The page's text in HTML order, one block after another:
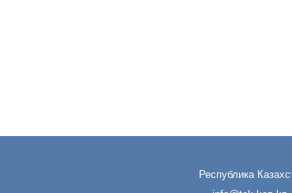
Республика